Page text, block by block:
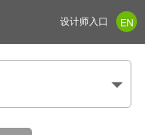
EN
设计师入口